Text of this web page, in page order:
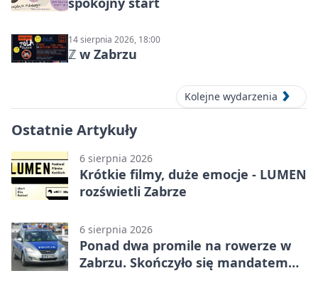
14 sierpnia 2026, 18:00
ℤ w Zabrzu
Kolejne wydarzenia
Ostatnie Artykuły
6 sierpnia 2026
Krótkie filmy, duże emocje - LUMEN
rozświetli Zabrze
6 sierpnia 2026
Ponad dwa promile na rowerze w
Zabrzu. Skończyło się mandatem